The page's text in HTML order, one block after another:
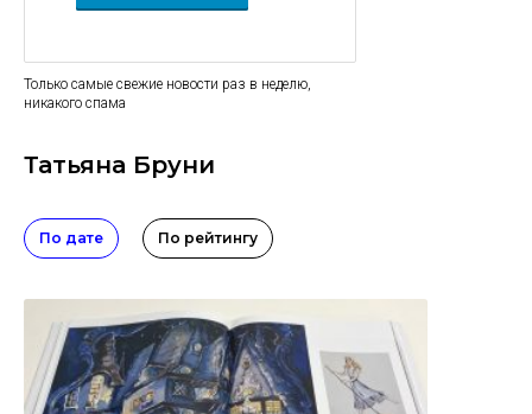
Только самые свежие новости раз в неделю,
никакого спама
Татьяна Бруни
По дате По рейтингу